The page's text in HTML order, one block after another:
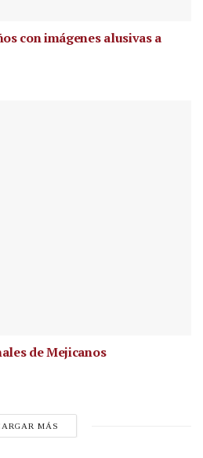
con imágenes alusivas a
de Mejicanos
MÁS